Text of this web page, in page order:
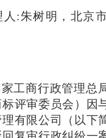
人:朱树明，北京
工商行政管理总
评审委员会）因
有限公司（以下